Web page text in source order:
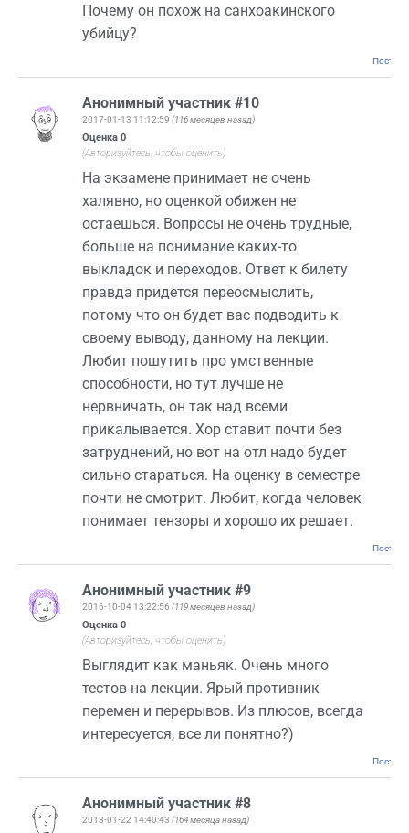
Почему он похож на санхоакинского
убийцу?
Анонимный участник #10
2017-01-13 11:12:59 (116 месяцев назад)
Оценка 0
(Авторизуйтесь, чтобы оценить)
На экзамене принимает не очень
халявно, но оценкой обижен не
остаешься. Вопросы не очень трудные,
больше на понимание каких-то
выкладок и переходов. Ответ к билету
правда придется переосмыслить,
потому что он будет вас подводить к
своему выводу, данному на лекции.
Любит пошутить про умственные
способности, но тут лучше не
нервничать, он так над всеми
прикалывается. Хор ставит почти без
затруднений, но вот на отл надо будет
сильно стараться. На оценку в семестре
почти не смотрит. Любит, когда человек
понимает тензоры и хорошо их решает.
Анонимный участник #9
2016-10-04 13:22:56 (119 месяцев назад)
Оценка 0
(Авторизуйтесь, чтобы оценить)
Выглядит как маньяк. Очень много
тестов на лекции. Ярый противник
перемен и перерывов. Из плюсов, всегда
интересуется, все ли понятно?)
Анонимный участник #8
2013-01-22 14:40:43 (164 месяца назад)